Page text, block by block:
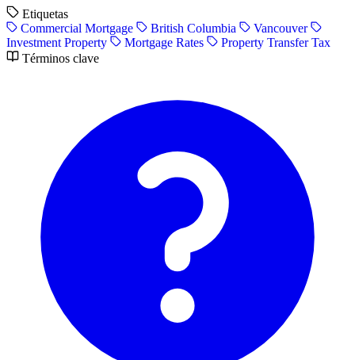
Etiquetas
Commercial Mortgage
British Columbia
Vancouver
Investment Property
Mortgage Rates
Property Transfer Tax
Términos clave